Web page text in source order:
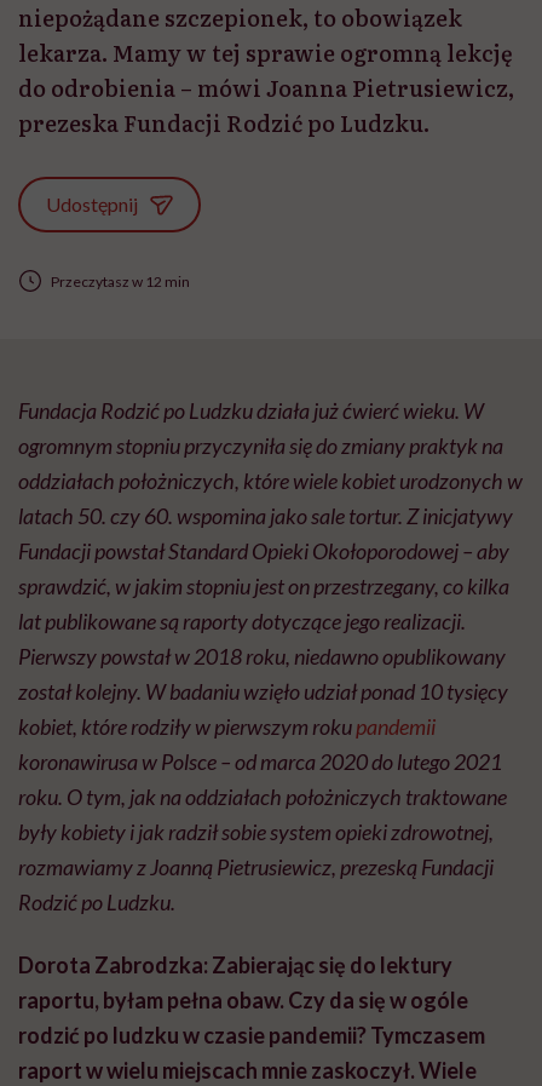
niepożądane szczepionek, to obowiązek
lekarza. Mamy w tej sprawie ogromną lekcję
do odrobienia – mówi Joanna Pietrusiewicz,
prezeska Fundacji Rodzić po Ludzku.
Udostępnij
Przeczytasz w 12 min
Fundacja Rodzić poLudzkudziała już ćwierć wieku. W
ogromnym stopniu przyczyniła się do zmiany praktyk na
oddziałach położniczych, które wiele kobiet urodzonych w
latach 50. czy 60. wspomina jako sale tortur. Z inicjatywy
Fundacji powstał Standard Opieki Okołoporodowej – aby
sprawdzić, w jakim stopniu jest on przestrzegany, co kilka
lat publikowane są raporty dotyczące jego realizacji.
Pierwszy powstał w 2018 roku, niedawno opublikowany
został kolejny. W badaniu wzięło udział ponad 10 tysięcy
kobiet, które rodziły w pierwszym rokupandemii
koronawirusa w Polsce – od marca 2020 do lutego 2021
roku. O tym, jak na oddziałach położniczych traktowane
były kobiety i jak radził sobie system opieki zdrowotnej,
rozmawiamy z Joanną Pietrusiewicz, prezeską Fundacji
Rodzić poLudzku.
Dorota Zabrodzka: Zabierając się do lektury
raportu, byłam pełna obaw. Czy da się w ogóle
rodzić po ludzku w czasie pandemii? Tymczasem
raport w wielu miejscach mnie zaskoczył. Wiele